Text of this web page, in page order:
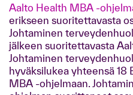
Aalto Health MBA -
erikseen suoritettavasta
Johtaminen
jälkeen suoritettavasta
Johtaminen
hyväksilukea yhteensä
MBA -ohjelmaan.